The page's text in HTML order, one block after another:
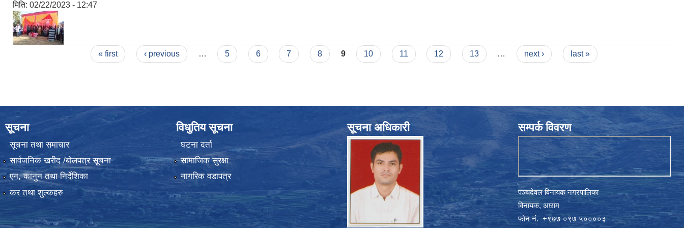
मिति: 02/22/2023 - 12:47
« first ‹ previous … 5 6 7 8 9 10 11 12 13 … next › last »
सूचना
सूचना तथा समाचार
सार्वजनिक खरीद /बोलपत्र सूचना
एन, कानुन तथा निर्देशिका
कर तथा शुल्कहरु
विधुतिय सूचना
घटना दर्ता
सामाजिक सुरक्षा
नागरिक वडापत्र
सूचना अधिकारी सम्पर्क विवरण
पञ्चदेवल विनायक नगरपालिका
विनायक, अछाम
फाेन नं‍‍‍‍. ‌+९७७ ०९७ ५००००३